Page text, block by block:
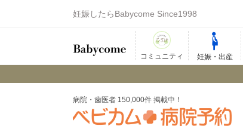
妊娠したらBabycome Since1998
コミュニティ 妊娠・出産
病院・歯医者 150,000件 掲載中！